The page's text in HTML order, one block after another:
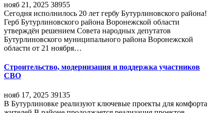
нояб 21, 2025 38955
Сегодня исполнилось 20 лет гербу Бутурлиновского района!
Герб Бутурлиновского района Воронежской области
утверждён решением Совета народных депутатов
Бутурлиновского муниципального района Воронежской
области от 21 ноября…
Строительство, модернизация и поддержка участников
СВО
нояб 17, 2025 39135
В Бутурлиновке реализуют ключевые проекты для комфорта